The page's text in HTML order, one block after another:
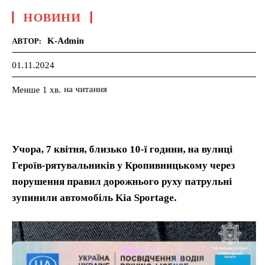
НОВИНИ
АВТОР: K-Admin
01.11.2024
Менше 1 хв. на читання
Учора, 7 квітня, близько 10-ї години, на вулиці
Героїв-рятувальників у Кропивницькому через
порушення правил дорожнього руху патрульні
зупинили автомобіль Kia Sportage.